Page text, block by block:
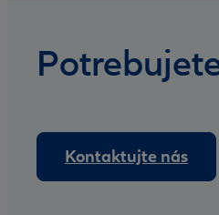
Kontaktujte nás